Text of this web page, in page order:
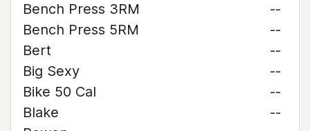
Bench Press 3RM
--
Bench Press 5RM
--
Bert
--
Big Sexy
--
Bike 50 Cal
--
Blake
--